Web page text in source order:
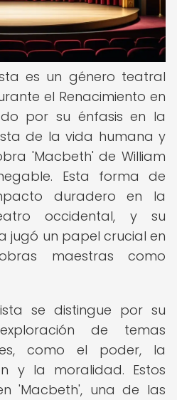
es un género teatral
el Renacimiento en
por su énfasis en la
de la vida humana y
'Macbeth' de William
Esta forma de
duradero en la
occidental, y su
jugó un papel crucial en
maestras como
se distingue por su
de temas
como el poder, la
y la moralidad. Estos
'Macbeth', una de las